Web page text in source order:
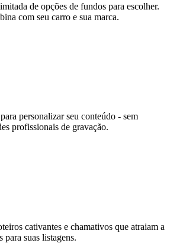
de opções de fundos para escolher.
com seu carro e sua marca.
personalizar seu conteúdo - sem
profissionais de gravação.
cativantes e chamativos que atraiam a
para suas listagens.